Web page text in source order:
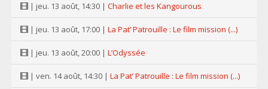
| jeu. 13 août, 14:30 | Charlie et les Kangourous
| jeu. 13 août, 17:00 | La Pat’ Patrouille : Le film mission (...)
| jeu. 13 août, 20:00 | L’Odyssée
| ven. 14 août, 14:30 | La Pat’ Patrouille : Le film mission (...)